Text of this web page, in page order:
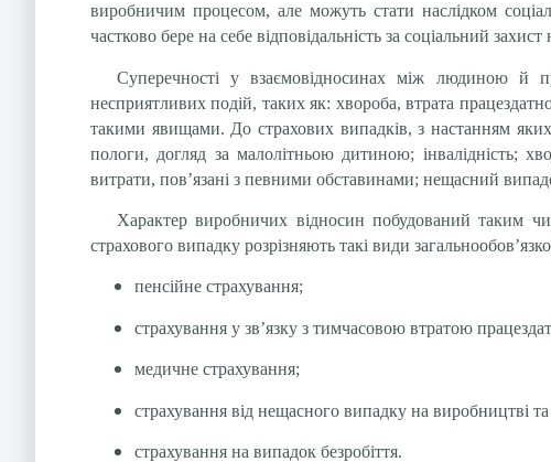
виробничим процесом, але можуть стати наслідком
частково бере на себе відповідальність за соціальний
Суперечності у взаємовідносинах між людиною й
несприятливих подій, таких як: хвороба, втрата
такими явищами. До страхових випадків, з настанням яких
пологи, догляд за малолітньою дитиною; інвалідність;
витрати, пов’язані з певними обставинами; нещасний
Характер виробничих відносин побудований таким
страхового випадку розрізняють такі види
пенсійне страхування;
страхування у зв’язку з тимчасовою втратою
медичне страхування;
страхування від нещасного випадку на виробництві
страхування на випадок безробіття.